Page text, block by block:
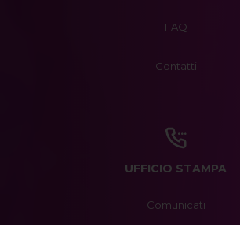
FAQ
Contatti
UFFICIO STAMPA
Comunicati